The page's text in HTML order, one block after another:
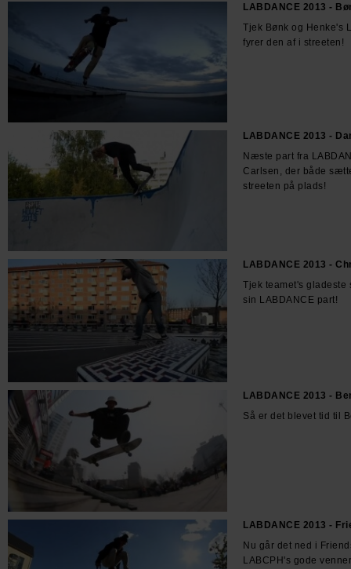
LABDANCE 2013 -
Tjek Bønk og Henke's
fyrer den af i streeten!
LABDANCE 2013 -
Næste part fra
Carlsen, der både
streeten på plads!
LABDANCE 2013 -
Tjek teamet's gladeste
sin LABDANCE part!
LABDANCE 2013 -
Så er det blevet tid til
LABDANCE 2013 -
Nu går det ned i
LABCPH's gode